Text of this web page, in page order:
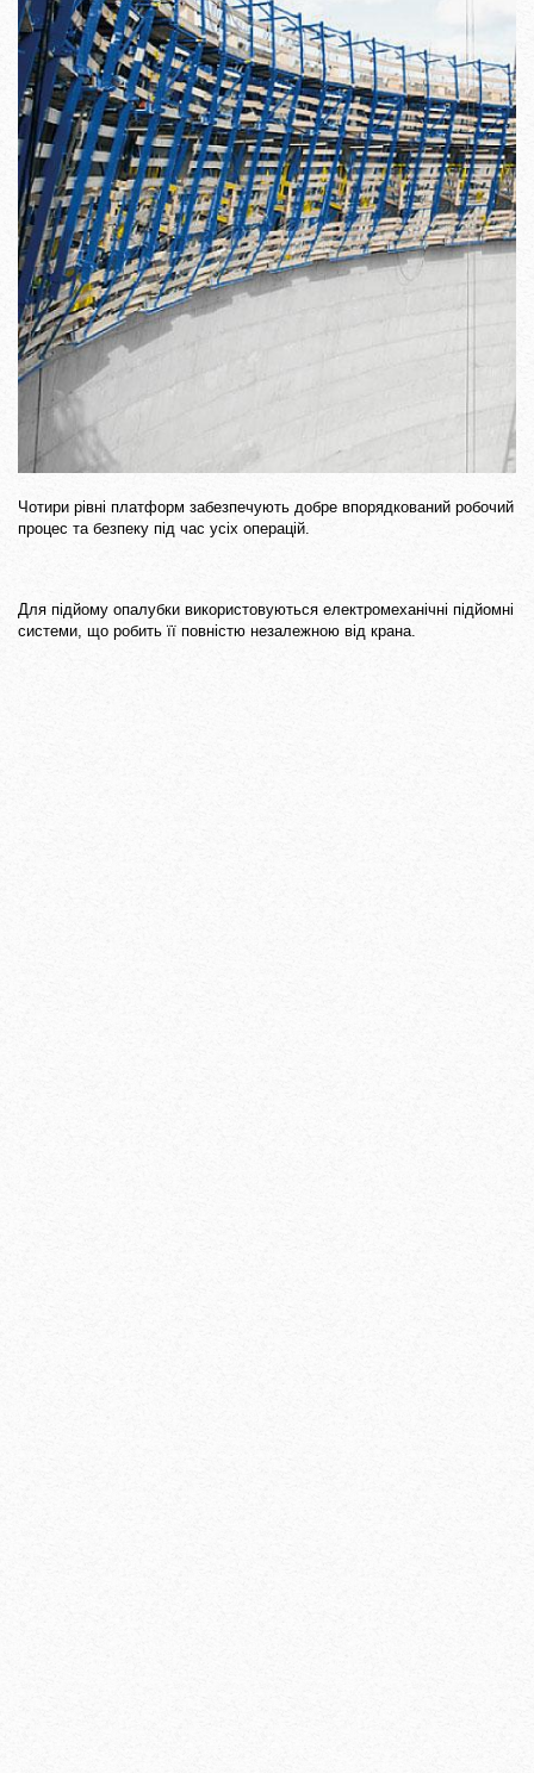
Чотири рівні платформ забезпечують добре впорядкований робочий
процес та безпеку під час усіх операцій.
Для підйому опалубки використовуються електромеханічні підйомні
системи, що робить її повністю незалежною від крана.